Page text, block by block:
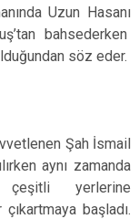
Uzun Hasanı
bahsederken
söz eder.
Şah İsmail
aynı zamanda
çeşitli yerlerine
başladı.